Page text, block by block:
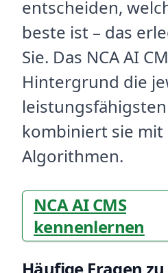
entscheiden,
beste ist – das
Sie. Das NCA AI
Hintergrund die
kombiniert sie mit
Algorithmen.
NCA AI CMS
kennenlernen